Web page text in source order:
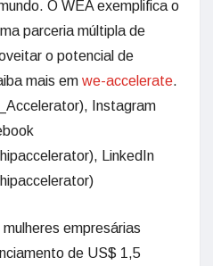
O WEA exemplifica o
parceria múltipla de
o potencial de
mais em we-accelerate.
Instagram
LinkedIn
empresárias
de US$ 1,5